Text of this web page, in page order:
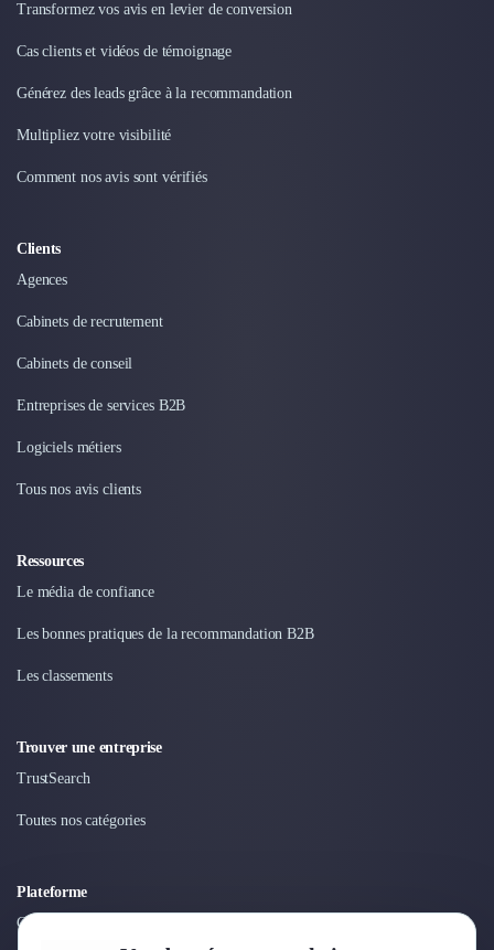
Transformez vos avis en levier de conversion
Cas clients et vidéos de témoignage
Générez des leads grâce à la recommandation
Multipliez votre visibilité
Comment nos avis sont vérifiés
Clients
Agences
Cabinets de recrutement
Cabinets de conseil
Entreprises de services B2B
Logiciels métiers
Tous nos avis clients
Ressources
Le média de confiance
Les bonnes pratiques de la recommandation B2B
Les classements
Trouver une entreprise
TrustSearch
Toutes nos catégories
Plateforme
Connexion